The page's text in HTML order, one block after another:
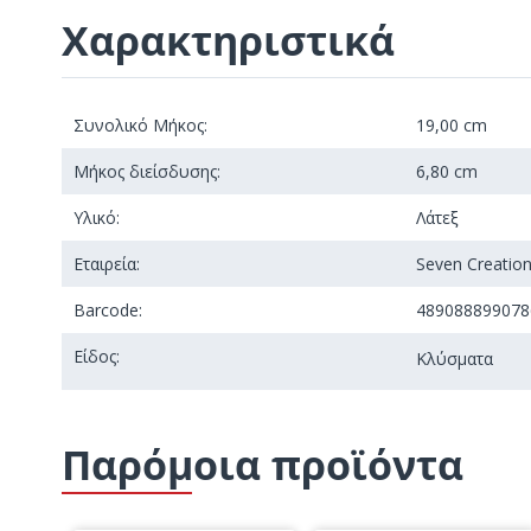
Χαρακτηριστικά
Συνολικό Μήκος: 19,00 cm
Μήκος διείσδυσης: 6,80 cm
Υλικό: Λάτεξ
Εταιρεία: Seven
Barcode:
Είδος: Κλύσματα
Παρόμοια προϊόντα